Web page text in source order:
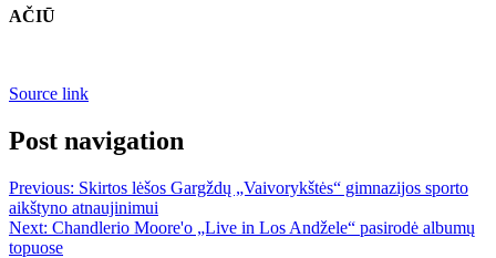
AČIŪ
Source link
Post navigation
Previous: Skirtos lėšos Gargždų „Vaivorykštės“ gimnazijos sporto
aikštyno atnaujinimui
Next: Chandlerio Moore'o „Live in Los Andžele“ pasirodė albumų
topuose